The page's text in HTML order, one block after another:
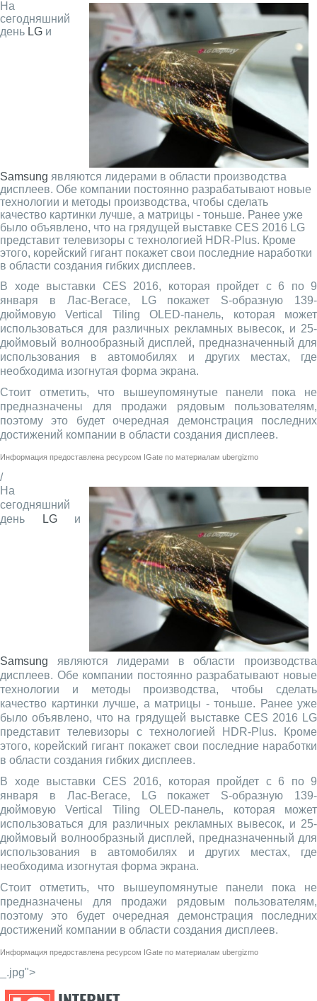
На
сегодняшний
день LG и
Samsung являются лидерами в области производства
дисплеев. Обе компании постоянно разрабатывают новые
технологии и методы производства, чтобы сделать
качество картинки лучше, а матрицы - тоньше. Ранее уже
было объявлено, что на грядущей выставке CES 2016 LG
представит телевизоры с технологией HDR-Plus. Кроме
этого, корейский гигант покажет свои последние наработки
в области создания гибких дисплеев.
В ходе выставки CES 2016, которая пройдет с 6 по 9
января в Лас-Вегасе, LG покажет S-образную 139-
дюймовую Vertical Tiling OLED-панель, которая может
использоваться для различных рекламных вывесок, и 25-
дюймовый волнообразный дисплей, предназначенный для
использования в автомобилях и других местах, где
необходима изогнутая форма экрана.
Стоит отметить, что вышеупомянутые панели пока не
предназначены для продажи рядовым пользователям,
поэтому это будет очередная демонстрация последних
достижений компании в области создания дисплеев.
Информация предоставлена ресурсом IGate по материалам ubergizmo
/
На
сегодняшний
день
LGи
Samsung являются лидерами в области производства
дисплеев. Обе компании постоянно разрабатывают новые
технологии и методы производства, чтобы сделать
качество картинки лучше, а матрицы - тоньше. Ранее уже
было объявлено, что на грядущей выставке CES 2016 LG
представит телевизоры с технологией HDR-Plus. Кроме
этого, корейский гигант покажет свои последние наработки
в области создания гибких дисплеев.
В ходе выставки CES 2016, которая пройдет с 6 по 9
января в Лас-Вегасе, LG покажет S-образную 139-
дюймовую Vertical Tiling OLED-панель, которая может
использоваться для различных рекламных вывесок, и 25-
дюймовый волнообразный дисплей, предназначенный для
использования в автомобилях и других местах, где
необходима изогнутая форма экрана.
Стоит отметить, что вышеупомянутые панели пока не
предназначены для продажи рядовым пользователям,
поэтому это будет очередная демонстрация последних
достижений компании в области создания дисплеев.
Информация предоставлена ресурсом IGate по материалам ubergizmo
_.jpg">